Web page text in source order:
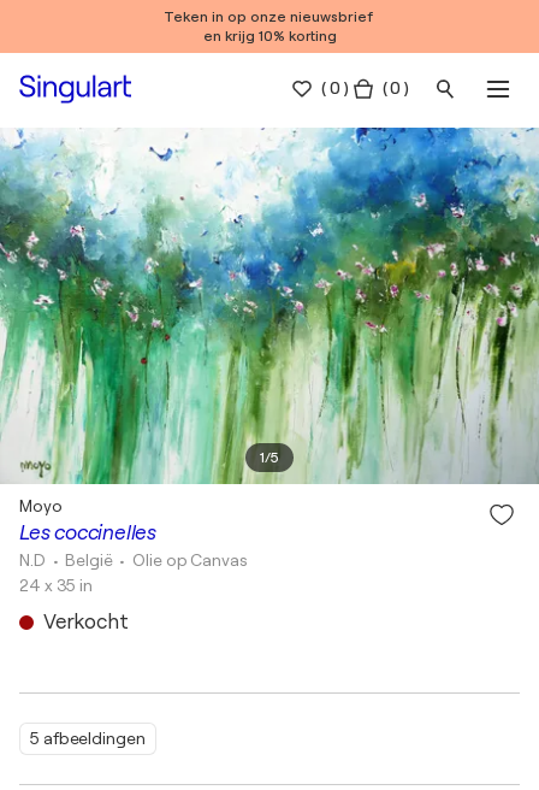
Teken in op onze nieuwsbrief
en krijg 10% korting
(0 ) ( 0 )
1/5
5 afbeeldingen
Les coccinelles
Moyo
N.D • België • Olie op Canvas
24 x 35 in
Verkocht